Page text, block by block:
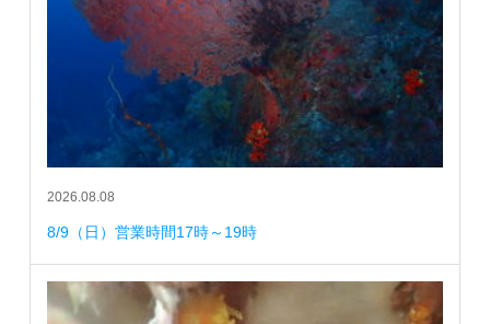
2026.08.08
8/9（日）営業時間17時～19時